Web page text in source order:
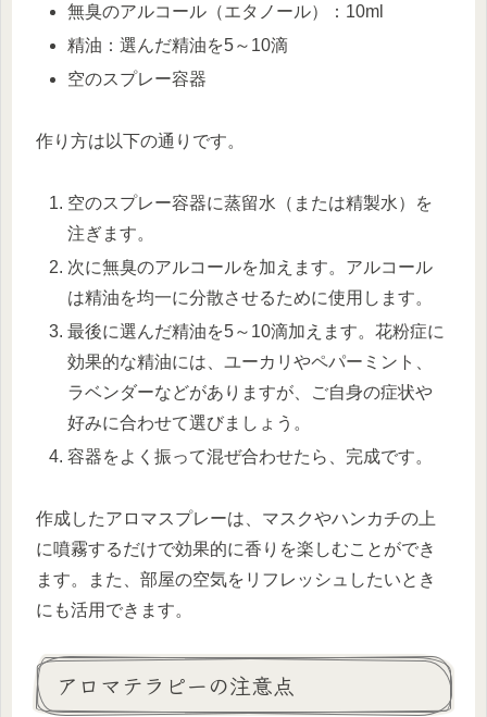
無臭のアルコール（エタノール）：10ml
精油：選んだ精油を5～10滴
空のスプレー容器
作り方は以下の通りです。
空のスプレー容器に蒸留水（または精製水）を
注ぎます。
次に無臭のアルコールを加えます。アルコール
は精油を均一に分散させるために使用します。
最後に選んだ精油を5～10滴加えます。花粉症に
効果的な精油には、ユーカリやペパーミント、
ラベンダーなどがありますが、ご自身の症状や
好みに合わせて選びましょう。
容器をよく振って混ぜ合わせたら、完成です。
作成したアロマスプレーは、マスクやハンカチの上
に噴霧するだけで効果的に香りを楽しむことができ
ます。また、部屋の空気をリフレッシュしたいとき
にも活用できます。
アロマテラピーの注意点